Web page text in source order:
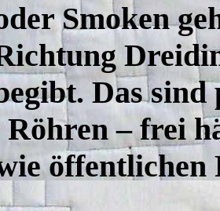
Smoken
Das
Röhren – frei
öffentlichen